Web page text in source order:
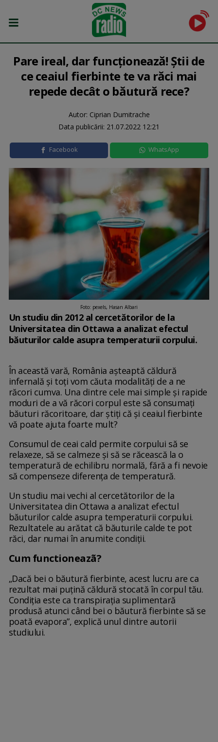
Pare ireal, dar funcționează! Știi de
ce ceaiul fierbinte te va răci mai
repede decât o băutură rece?
Autor: Ciprian Dumitrache
Data publicării: 21.07.2022 12:21
Facebook WhatsApp
Foto: pexels, Hasan Albari
Un studiu din 2012 al cercetătorilor de la
Universitatea din Ottawa a analizat efectul
băuturilor calde asupra temperaturii corpului.
În această vară, România așteaptă căldură
infernală și toți vom căuta modalități de a ne
răcori cumva. Una dintre cele mai simple și rapide
moduri de a vă răcori corpul este să consumați
băuturi răcoritoare, dar știți că și ceaiul fierbinte
vă poate ajuta foarte mult?
Consumul de ceai cald permite corpului să se
relaxeze, să se calmeze și să se răcească la o
temperatură de echilibru normală, fără a fi nevoie
să compenseze diferența de temperatură.
Un studiu mai vechi al cercetătorilor de la
Universitatea din Ottawa a analizat efectul
băuturilor calde asupra temperaturii corpului.
Rezultatele au arătat că băuturile calde te pot
răci, dar numai în anumite condiții.
Cum functioneazã?
„Dacă bei o băutură fierbinte, acest lucru are ca
rezultat mai puțină căldură stocată în corpul tău.
Condiția este ca transpirația suplimentară
produsă atunci când bei o băutură fierbinte să se
poată evapora”, explică unul dintre autorii
studiului.